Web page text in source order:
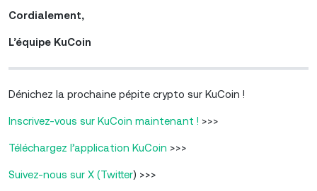
Cordialement,
L’équipe KuCoin
Dénichez la prochaine pépite crypto sur KuCoin !
Inscrivez-vous sur KuCoin maintenant ! >>>
Téléchargez l’application KuCoin >>>
Suivez-nous sur X (Twitter) >>>